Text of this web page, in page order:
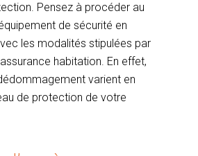
Pensez à procéder au
de sécurité en
les modalités stipulées par
habitation. En effet,
varient en
de protection de votre